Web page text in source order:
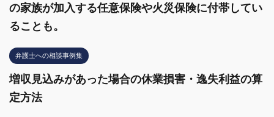
の家族が加入する任意保険や火災保険に付帯してい
ることも。
弁護士への相談事例集
増収見込みがあった場合の休業損害・逸失利益の算
定方法